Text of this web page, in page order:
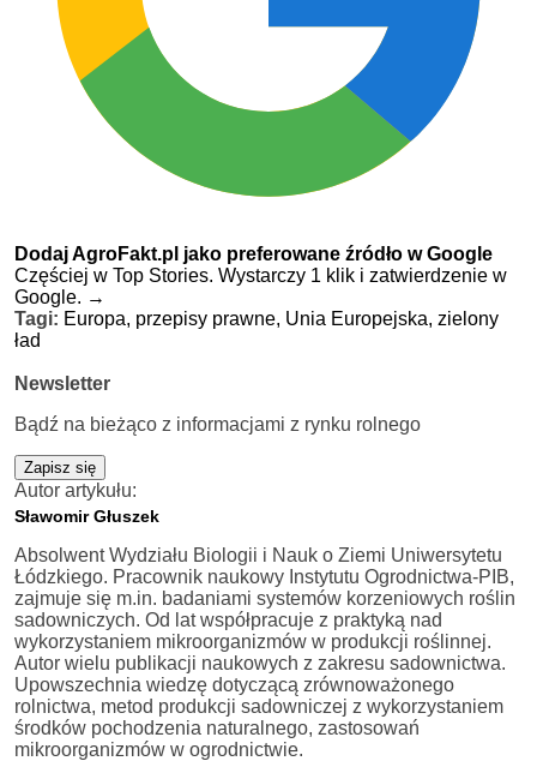
Dodaj AgroFakt.pl jako preferowane źródło w Google
Częściej w Top Stories. Wystarczy 1 klik i zatwierdzenie w
Google. →
Tagi: Europa, przepisy prawne, Unia Europejska, zielony
ład
Newsletter
Bądź na bieżąco z informacjami z rynku rolnego
Zapisz się
Autor artykułu:
Sławomir Głuszek
Absolwent Wydziału Biologii i Nauk o Ziemi Uniwersytetu
Łódzkiego. Pracownik naukowy Instytutu Ogrodnictwa-PIB,
zajmuje się m.in. badaniami systemów korzeniowych roślin
sadowniczych. Od lat współpracuje z praktyką nad
wykorzystaniem mikroorganizmów w produkcji roślinnej.
Autor wielu publikacji naukowych z zakresu sadownictwa.
Upowszechnia wiedzę dotyczącą zrównoważonego
rolnictwa, metod produkcji sadowniczej z wykorzystaniem
środków pochodzenia naturalnego, zastosowań
mikroorganizmów w ogrodnictwie.